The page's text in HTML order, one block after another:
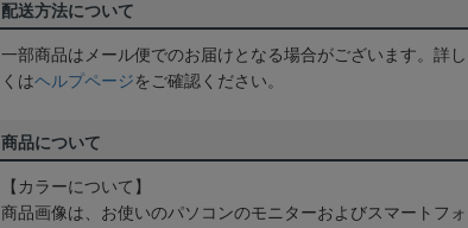
配送方法について
一部商品はメール便でのお届けとなる場合がございます。詳し
くはヘルプページをご確認ください。
商品について
【カラーについて】
商品画像は、お使いのパソコンのモニターおよびスマートフォ